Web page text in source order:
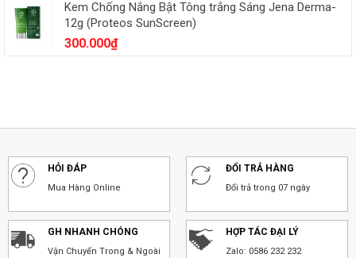
Kem Chống Nắng Bật Tông trắng Sáng Jena Derma-
12g (Proteos SunScreen)
300.000₫
HỎI ĐÁP
Mua Hàng Online
ĐỔI TRẢ HÀNG
Đổi trả trong 07 ngày
GH NHANH CHÓNG
Vận Chuyển Trong & Ngoài
HỢP TÁC ĐẠI LÝ
Zalo: 0586 232 232